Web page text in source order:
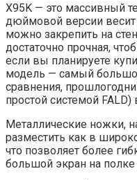
X95K — это массивный
дюймовой версии
можно закрепить на
достаточно прочная,
если вы планируете
модель — самый
сравнения,
простой системой FALD)
Металлические ножки,
разместить как в
что позволяет более
большой экран на полке